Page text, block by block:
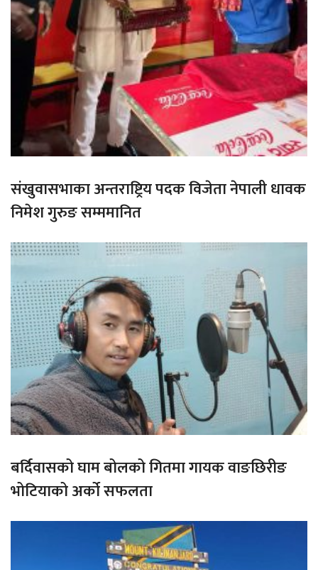
संखुवासभाका अन्तराष्ट्रिय पदक विजेता नेपाली धावक
निमेश गुरुङ सम्ममानित
बर्दिवासको घाम बोलको गितमा गायक वाङछिरीङ
भोटियाको अर्को सफलता